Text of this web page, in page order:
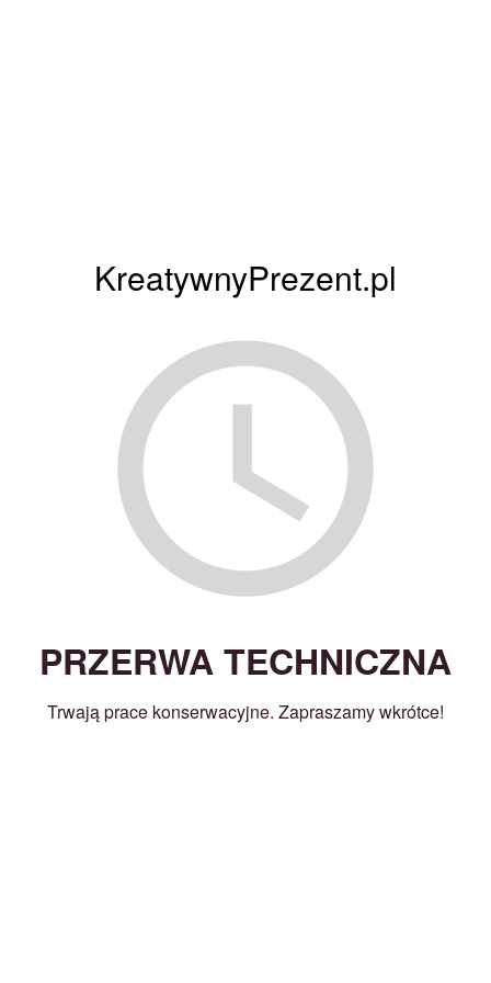
KreatywnyPrezent.pl
PRZERWA TECHNICZNA
Trwają prace konserwacyjne. Zapraszamy wkrótce!